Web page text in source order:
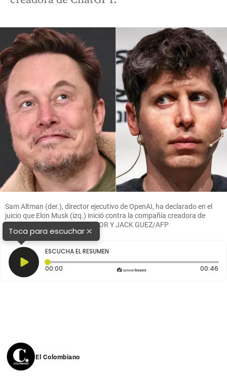
Sam Altman (der.), director ejecutivo de OpenAI, ha declarado en el
juicio que Elon Musk (izq.) inició contra la compañía creadora de
ChatGPT. FOTO LISA O'CONNOR Y JACK GUEZ/AFP
Toca para escuchar×
ESCUCHA EL RESUMEN
00:00 Tiempo transcurrido: 0 segundos 00:46
El Colombiano